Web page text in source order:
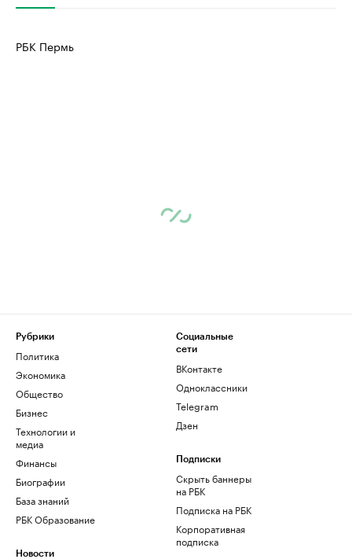
РБК Пермь
Рубрики
Политика
Экономика
Общество
Бизнес
Технологии и
медиа
Финансы
Биографии
База знаний
РБК Образование
Новости
Социальные
сети
ВКонтакте
Одноклассники
Telegram
Дзен
Подписки
Скрыть баннеры
на РБК
Подписка на РБК
Корпоративная
подписка